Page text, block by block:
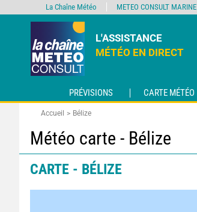
L'ASSISTANCE
MÉTÉO EN DIRECT
PRÉVISIONS CARTE MÉTÉO
Accueil Bélize
Météo carte - Bélize
CARTE - BÉLIZE
La Chaîne Météo METEO CONSULT MARINE